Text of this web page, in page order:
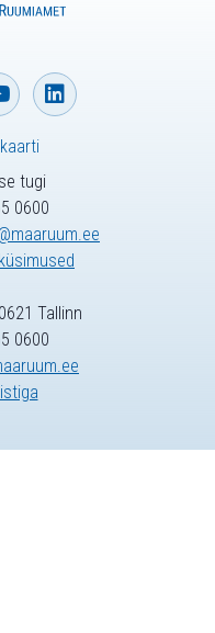
tugi
0600
Tallinn
0600